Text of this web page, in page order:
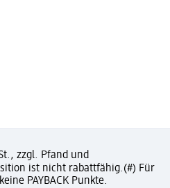
zzgl. Pfand und
ist nicht rabattfähig.(#) Für
PAYBACK Punkte.